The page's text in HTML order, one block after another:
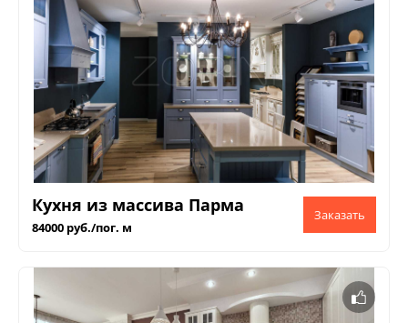
Кухня из массива Парма
84000 руб./пог. м